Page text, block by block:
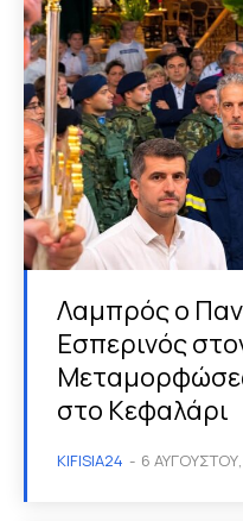
Λαμπρός ο
Εσπερινός
στο Κεφαλάρι
KIFISIA24 - 6